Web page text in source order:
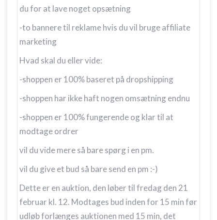
du for at lave noget opsætning
-to bannere til reklame hvis du vil bruge affiliate
marketing
Hvad skal du eller vide:
-shoppen er 100% baseret på dropshipping
-shoppen har ikke haft nogen omsætning endnu
-shoppen er 100% fungerende og klar til at
modtage ordrer
vil du vide mere så bare spørg i en pm.
vil du give et bud så bare send en pm :-)
Dette er en auktion, den løber til fredag den 21
februar kl. 12. Modtages bud inden for 15 min før
udløb forlænges auktionen med 15 min, det